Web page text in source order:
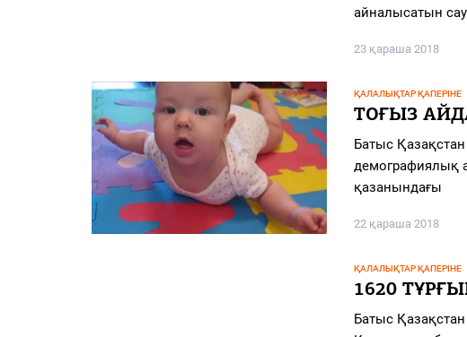
айналысатын
23 қараша 2018
ҚАЛАЛЫҚТАР ҚАПЕРІНЕ
ТОҒЫЗ
Батыс
демографиялық
қазанындағы
22 қараша 2018
ҚАЛАЛЫҚТАР ҚАПЕРІНЕ
1620
Батыс